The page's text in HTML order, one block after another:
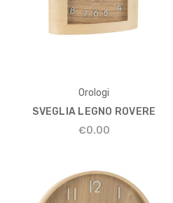
Orologi
SVEGLIA LEGNO ROVERE
€0.00